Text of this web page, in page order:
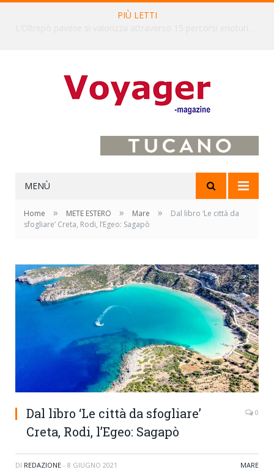
PIÙ LETTI
MENÙ
Home » METE ESTERO » Mare »
Dal libro ‘Le città da
sfogliare’ Creta, Rodi, l’Egeo: Sagapò
Dal libro ‘Le città da sfogliare’
Creta, Rodi, l’Egeo: Sagapò
0
DI REDAZIONE - 8 GIUGNO 2021 MARE